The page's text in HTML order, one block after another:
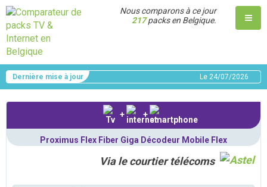
Nous comparons à ce jour
217packs en Belgique.
Dernière mise à jour Le 24/07/2026
+ +
Proximus Flex Fiber Giga Décodeur Mobile Flex
Via le courtier télécoms